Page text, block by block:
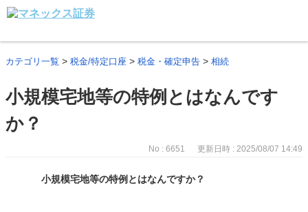
カテゴリ一覧 > 税金/特定口座 > 税金・確定申告 > 相続
小規模宅地等の特例とはなんです
か？
No : 6651 更新日時 : 2025/08/07 14:49
小規模宅地等の特例とはなんですか？